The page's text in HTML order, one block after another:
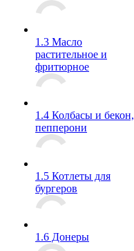
1.3 Масло
растительное и
фритюрное
1.4 Колбасы и бекон,
пепперони
1.5 Котлеты для
бургеров
1.6 Донеры